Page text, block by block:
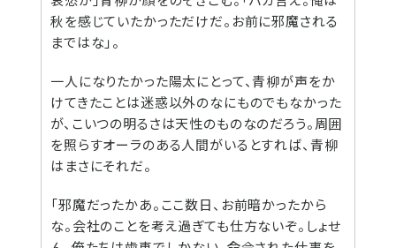
秋を感じていたかっただけだ。お前に邪魔される
まではな」。
一人になりたかった陽太にとって、青柳が声をか
けてきたことは迷惑以外のなにものでもなかった
が、こいつの明るさは天性のものなのだろう。周囲
を照らすオーラのある人間がいるとすれば、青柳
はまさにそれだ。
「邪魔だったかあ。ここ数日、お前暗かったから
な。会社のことを考え過ぎても仕方ないぞ。しょせ